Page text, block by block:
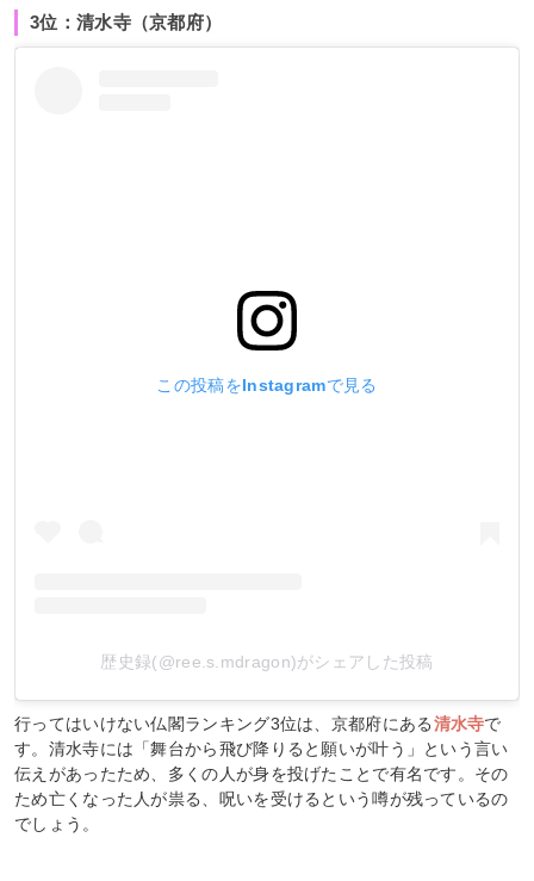
3位：清水寺（京都府）
この投稿をInstagramで見る
歴史録(@ree.s.mdragon)がシェアした投稿
行ってはいけない仏閣ランキング3位は、京都府にある清水寺で
す。清水寺には「舞台から飛び降りると願いが叶う」という言い
伝えがあったため、多くの人が身を投げたことで有名です。その
ため亡くなった人が祟る、呪いを受けるという噂が残っているの
でしょう。